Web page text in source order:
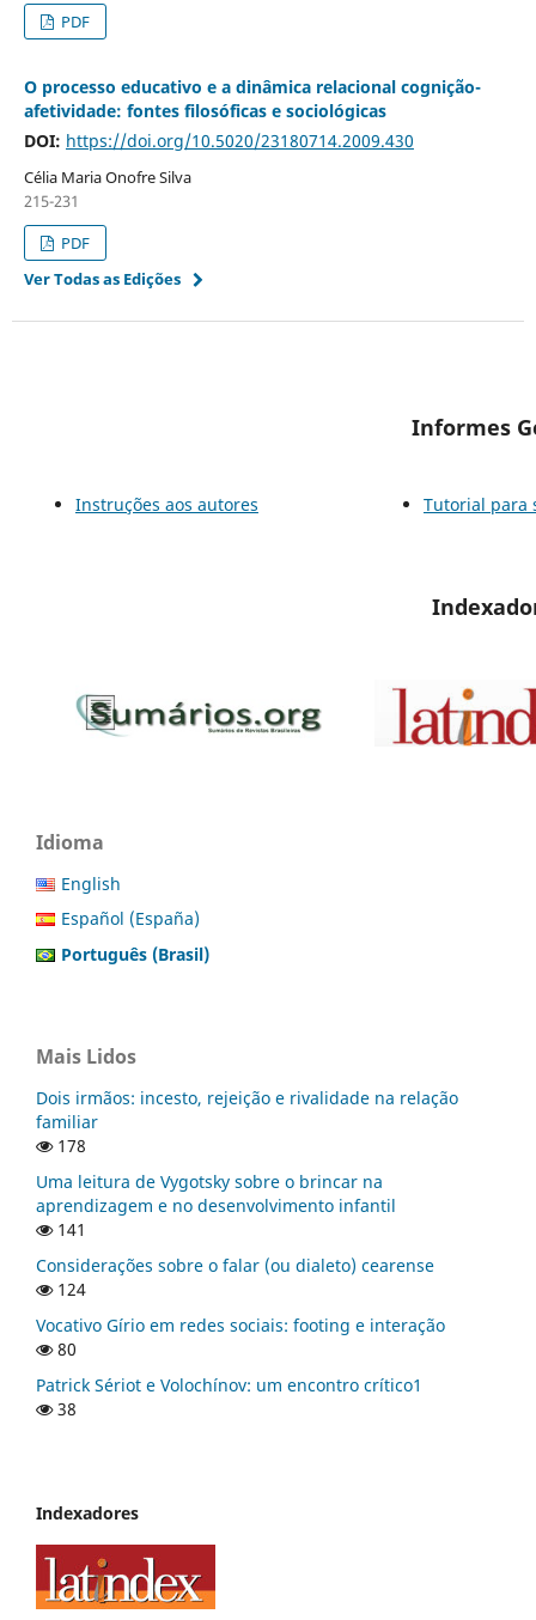
PDF
O processo educativo e a dinâmica relacional cognição-
afetividade: fontes filosóficas e sociológicas
DOI: https://doi.org/10.5020/23180714.2009.430
Célia Maria Onofre Silva
215-231
PDF
Ver Todas as Edições
Informes
Instruções aos autores Tutorial para
Idioma
English
Español (España)
Português (Brasil)
Mais Lidos
Dois irmãos: incesto, rejeição e rivalidade na relação
familiar
178
Uma leitura de Vygotsky sobre o brincar na
aprendizagem e no desenvolvimento infantil
141
Considerações sobre o falar (ou dialeto) cearense
124
Vocativo Gírio em redes sociais: footing e interação
80
Patrick Sériot e Volochínov: um encontro crítico1
38
Indexadores